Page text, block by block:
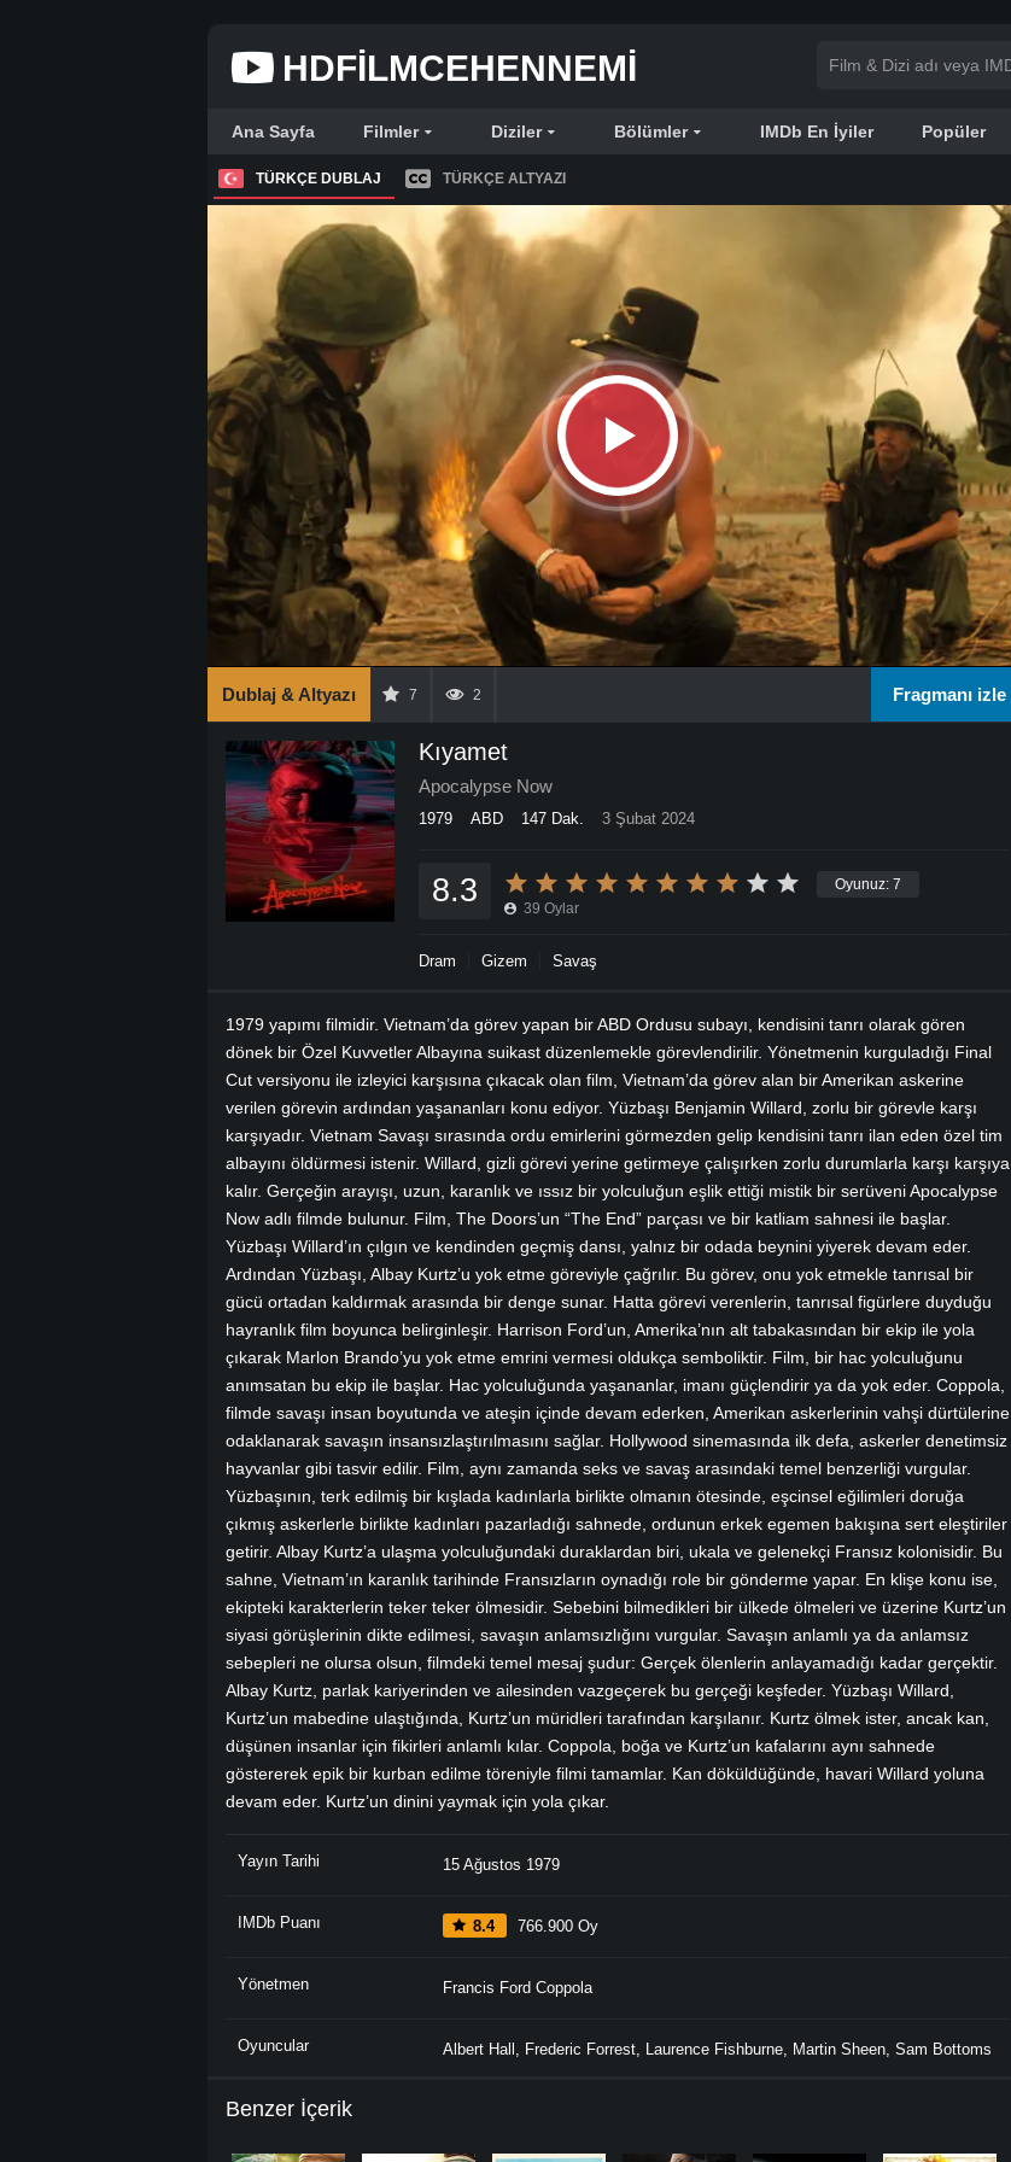
HDFILMCEHENNEMI
Ana Sayfa Filmler Diziler Bölümler IMDb En İyiler Popüler
TÜRKÇE DUBLAJ TÜRKÇE ALTYAZI
Dublaj & Altyazı 7 2 Fragmanı izle
Kıyamet
Apocalypse Now
1979 ABD 147 Dak. 3 Şubat 2024
Oyunuz: 7
8.3 39 Oylar
Dram Gizem Savaş
1979 yapımı filmidir. Vietnam’da görev yapan bir ABD Ordusu subayı, kendisini tanrı olarak gören
dönek bir Özel Kuvvetler Albayına suikast düzenlemekle görevlendirilir. Yönetmenin kurguladığı Final
Cut versiyonu ile izleyici karşısına çıkacak olan film, Vietnam’da görev alan bir Amerikan askerine
verilen görevin ardından yaşananları konu ediyor. Yüzbaşı Benjamin Willard, zorlu bir görevle karşı
karşıyadır. Vietnam Savaşı sırasında ordu emirlerini görmezden gelip kendisini tanrı ilan eden özel tim
albayını öldürmesi istenir. Willard, gizli görevi yerine getirmeye çalışırken zorlu durumlarla karşı karşıya
kalır. Gerçeğin arayışı, uzun, karanlık ve ıssız bir yolculuğun eşlik ettiği mistik bir serüveni Apocalypse
Now adlı filmde bulunur. Film, The Doors’un “The End” parçası ve bir katliam sahnesi ile başlar.
Yüzbaşı Willard’ın çılgın ve kendinden geçmiş dansı, yalnız bir odada beynini yiyerek devam eder.
Ardından Yüzbaşı, Albay Kurtz’u yok etme göreviyle çağrılır. Bu görev, onu yok etmekle tanrısal bir
gücü ortadan kaldırmak arasında bir denge sunar. Hatta görevi verenlerin, tanrısal figürlere duyduğu
hayranlık film boyunca belirginleşir. Harrison Ford’un, Amerika’nın alt tabakasından bir ekip ile yola
çıkarak Marlon Brando’yu yok etme emrini vermesi oldukça semboliktir. Film, bir hac yolculuğunu
anımsatan bu ekip ile başlar. Hac yolculuğunda yaşananlar, imanı güçlendirir ya da yok eder. Coppola,
filmde savaşı insan boyutunda ve ateşin içinde devam ederken, Amerikan askerlerinin vahşi dürtülerine
odaklanarak savaşın insansızlaştırılmasını sağlar. Hollywood sinemasında ilk defa, askerler denetimsiz
hayvanlar gibi tasvir edilir. Film, aynı zamanda seks ve savaş arasındaki temel benzerliği vurgular.
Yüzbaşının, terk edilmiş bir kışlada kadınlarla birlikte olmanın ötesinde, eşcinsel eğilimleri doruğa
çıkmış askerlerle birlikte kadınları pazarladığı sahnede, ordunun erkek egemen bakışına sert eleştiriler
getirir. Albay Kurtz’a ulaşma yolculuğundaki duraklardan biri, ukala ve gelenekçi Fransız kolonisidir. Bu
sahne, Vietnam’ın karanlık tarihinde Fransızların oynadığı role bir gönderme yapar. En klişe konu ise,
ekipteki karakterlerin teker teker ölmesidir. Sebebini bilmedikleri bir ülkede ölmeleri ve üzerine Kurtz’un
siyasi görüşlerinin dikte edilmesi, savaşın anlamsızlığını vurgular. Savaşın anlamlı ya da anlamsız
sebepleri ne olursa olsun, filmdeki temel mesaj şudur: Gerçek ölenlerin anlayamadığı kadar gerçektir.
Albay Kurtz, parlak kariyerinden ve ailesinden vazgeçerek bu gerçeği keşfeder. Yüzbaşı Willard,
Kurtz’un mabedine ulaştığında, Kurtz’un müridleri tarafından karşılanır. Kurtz ölmek ister, ancak kan,
düşünen insanlar için fikirleri anlamlı kılar. Coppola, boğa ve Kurtz’un kafalarını aynı sahnede
göstererek epik bir kurban edilme töreniyle filmi tamamlar. Kan döküldüğünde, havari Willard yoluna
devam eder. Kurtz’un dinini yaymak için yola çıkar.
Yayın Tarihi 15 Ağustos 1979
IMDb Puanı 8.4 766.900 Oy
Yönetmen Francis Ford Coppola
Oyuncular Albert Hall Frederic Forrest Laurence Fishburne Martin Sheen Sam Bottoms
Benzer İçerik